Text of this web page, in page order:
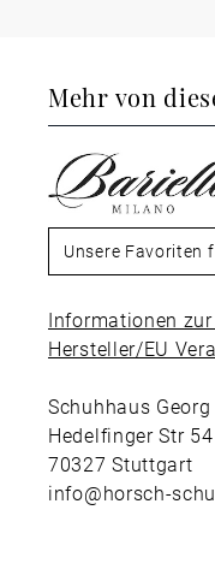
Mehr von
Unsere Favoriten
Informationen
Hersteller/EU
Schuhhaus
Hedelfinger Str 54
70327 Stuttgart
info@horsch-